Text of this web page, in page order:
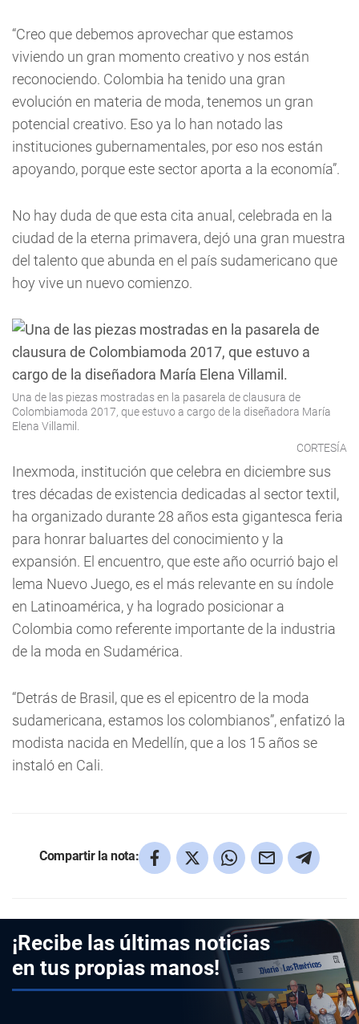
“Creo que debemos aprovechar que estamos
viviendo un gran momento creativo y nos están
reconociendo. Colombia ha tenido una gran
evolución en materia de moda, tenemos un gran
potencial creativo. Eso ya lo han notado las
instituciones gubernamentales, por eso nos están
apoyando, porque este sector aporta a la economía”.
No hay duda de que esta cita anual, celebrada en la
ciudad de la eterna primavera, dejó una gran muestra
del talento que abunda en el país sudamericano que
hoy vive un nuevo comienzo.
Una de las piezas mostradas en la pasarela de clausura de
Colombiamoda 2017, que estuvo a cargo de la diseñadora María
Elena Villamil.
CORTESÍA
Inexmoda, institución que celebra en diciembre sus
tres décadas de existencia dedicadas al sector textil,
ha organizado durante 28 años esta gigantesca feria
para honrar baluartes del conocimiento y la
expansión. El encuentro, que este año ocurrió bajo el
lema Nuevo Juego, es el más relevante en su índole
en Latinoamérica, y ha logrado posicionar a
Colombia como referente importante de la industria
de la moda en Sudamérica.
“Detrás de Brasil, que es el epicentro de la moda
sudamericana, estamos los colombianos”, enfatizó la
modista nacida en Medellín, que a los 15 años se
instaló en Cali.
Compartir la nota:
¡Recibe las últimas noticias
en tus propias manos!